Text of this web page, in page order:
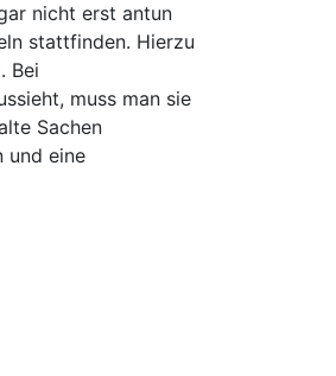
nicht erst antun
stattfinden. Hierzu
Bei
muss man sie
Sachen
und eine